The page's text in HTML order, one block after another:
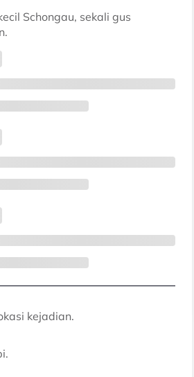
Schongau, sekali gus
kejadian.